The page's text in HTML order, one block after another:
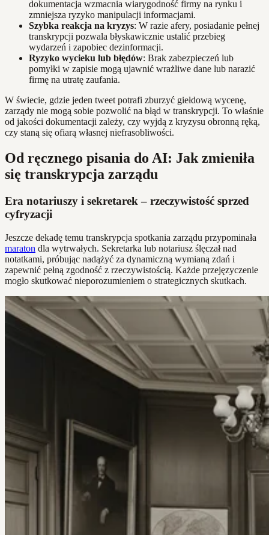
dokumentacja wzmacnia wiarygodność firmy na rynku i
zmniejsza ryzyko manipulacji informacjami.
Szybka reakcja na kryzys: W razie afery, posiadanie pełnej
transkrypcji pozwala błyskawicznie ustalić przebieg
wydarzeń i zapobiec dezinformacji.
Ryzyko wycieku lub błędów: Brak zabezpieczeń lub
pomyłki w zapisie mogą ujawnić wrażliwe dane lub narazić
firmę na utratę zaufania.
W świecie, gdzie jeden tweet potrafi zburzyć giełdową wycenę,
zarządy nie mogą sobie pozwolić na błąd w transkrypcji. To właśnie
od jakości dokumentacji zależy, czy wyjdą z kryzysu obronną ręką,
czy staną się ofiarą własnej niefrasobliwości.
Od ręcznego pisania do AI: Jak zmieniła
się transkrypcja zarządu
Era notariuszy i sekretarek – rzeczywistość sprzed
cyfryzacji
Jeszcze dekadę temu transkrypcja spotkania zarządu przypominała
maraton dla wytrwałych. Sekretarka lub notariusz ślęczał nad
notatkami, próbując nadążyć za dynamiczną wymianą zdań i
zapewnić pełną zgodność z rzeczywistością. Każde przejęzyczenie
mogło skutkować nieporozumieniem o strategicznych skutkach.